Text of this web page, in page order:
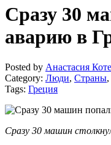
Сразу 30
аварию в
Posted by Анастасия
Category: Люди, Страны,
Tags: Греция
Сразу 30 машин